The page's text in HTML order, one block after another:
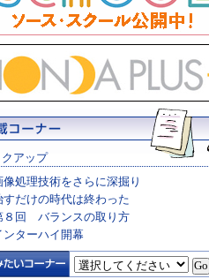
アップ
像処理技術をさらに深掘り
すだけの時代は終わった
８回 バランスの取り方
ンターハイ開幕